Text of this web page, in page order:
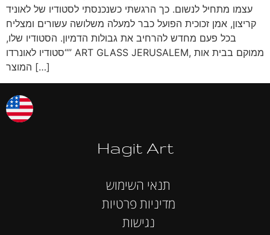
עצמו מתחיל לנשום. כך הרגשתי כשנכנסתי לסטודיו של לאוניד
קריצון, אמן זכוכית הפועל כבר למעלה משלושה עשורים ומצליח
בכל פעם מחדש להרחיב את גבולות הדמיון. הסטודיו שלו,
“סטודיו לאונרדו” ART GLASS JERUSALEM, ממוקם בבית אות
המוצר […]
Hagit Art
תנאי השימוש
מדיניות פרטיות
נגישות